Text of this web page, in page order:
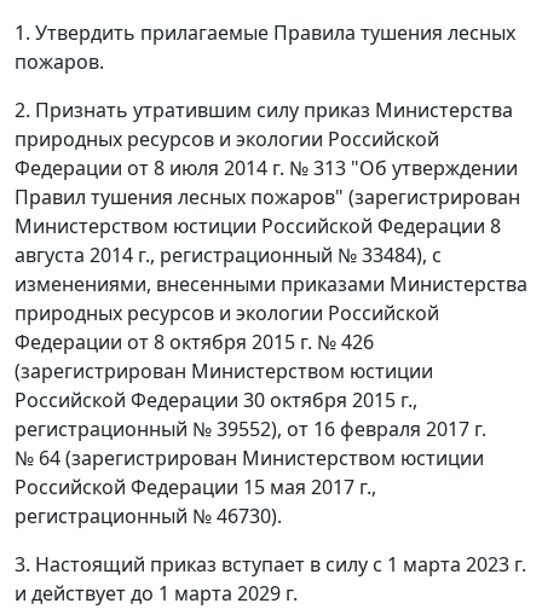
1. Утвердить прилагаемые Правила тушения лесных
пожаров.
2. Признать утратившим силу приказ Министерства
природных ресурсов и экологии Российской
Федерации от 8 июля 2014 г. № 313 "Об утверждении
Правил тушения лесных пожаров" (зарегистрирован
Министерством юстиции Российской Федерации 8
августа 2014 г., регистрационный № 33484), с
изменениями, внесенными приказами Министерства
природных ресурсов и экологии Российской
Федерации от 8 октября 2015 г. № 426
(зарегистрирован Министерством юстиции
Российской Федерации 30 октября 2015 г.,
регистрационный № 39552), от 16 февраля 2017 г.
№ 64 (зарегистрирован Министерством юстиции
Российской Федерации 15 мая 2017 г.,
регистрационный № 46730).
3. Настоящий приказ вступает в силу с 1 марта 2023 г.
и действует до 1 марта 2029 г.